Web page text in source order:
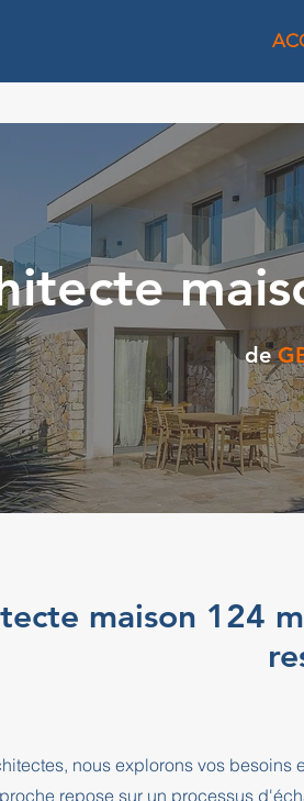
de
maison 124
nous explorons vos
repose sur un processus